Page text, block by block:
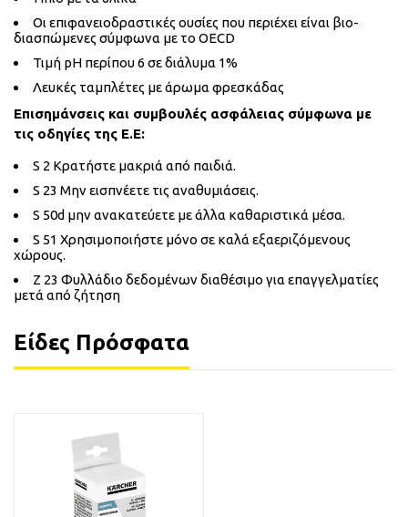
Οι επιφανειοδραστικές ουσίες που περιέχει είναι βιο-
διασπώμενες σύμφωνα με το ΟECD
Τιμή pH περίπου 6 σε διάλυμα 1%
Λευκές ταμπλέτες με άρωμα φρεσκάδας
Επισημάνσεις και συμβουλές ασφάλειας σύμφωνα με
τις οδηγίες της Ε.Ε:
S 2 Κρατήστε μακριά από παιδιά.
S 23 Μην εισπνέετε τις αναθυμιάσεις.
S 50d μην ανακατεύετε με άλλα καθαριστικά μέσα.
S 51 Χρησιμοποιήστε μόνο σε καλά εξαεριζόμενους
χώρους.
Z 23 Φυλλάδιο δεδομένων διαθέσιμο για επαγγελματίες
μετά από ζήτηση
Είδες Πρόσφατα